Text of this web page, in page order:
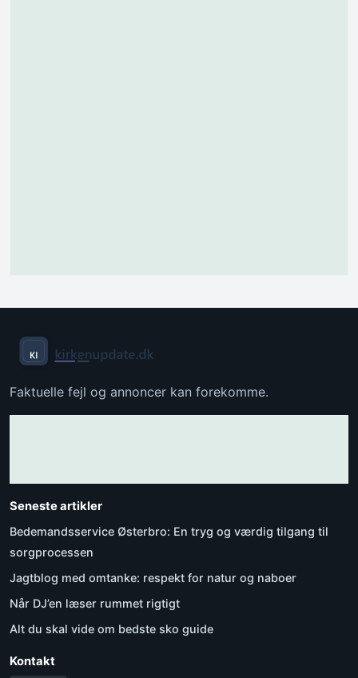
Faktuelle fejl og annoncer kan forekomme.
Seneste artikler
Bedemandsservice Østerbro: En tryg og værdig tilgang til
sorgprocessen
Jagtblog med omtanke: respekt for natur og naboer
Når DJ’en læser rummet rigtigt
Alt du skal vide om bedste sko guide
Kontakt